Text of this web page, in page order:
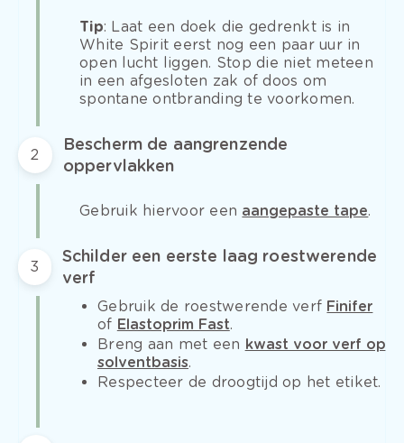
Tip: Laat een doek die gedrenkt is in
White Spirit eerst nog een paar uur in
open lucht liggen. Stop die niet meteen
in een afgesloten zak of doos om
spontane ontbranding te voorkomen.
2
Bescherm de aangrenzende
oppervlakken
Gebruik hiervoor een aangepaste tape.
3
Schilder een eerste laag roestwerende
verf
Gebruik de roestwerende verf Finifer
of Elastoprim Fast.
Breng aan met een kwast voor verf op
solventbasis.
Respecteer de droogtijd op het etiket.